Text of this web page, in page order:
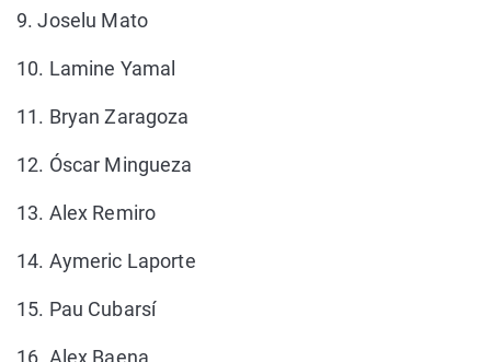
9. Joselu Mato
10. Lamine Yamal
11. Bryan Zaragoza
12. Óscar Mingueza
13. Alex Remiro
14. Aymeric Laporte
15. Pau Cubarsí
16. Alex Baena